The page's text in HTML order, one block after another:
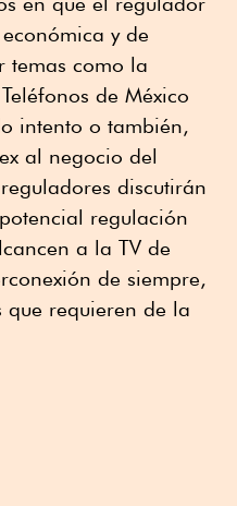
y de
temas como la
de México
intento o también,
al negocio del
discutirán
regulación
a la TV de
de siempre,
que requieren de la